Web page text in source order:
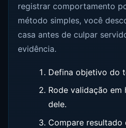
registrar comportamento
método simples, você
casa antes de culpar
evidência.
Defina objetivo do
Rode validação
dele.
Compare resultado